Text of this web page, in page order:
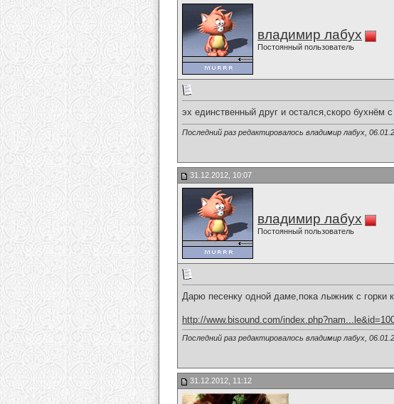
владимир лабух
Постоянный пользователь
эх единственный друг и остался,скоро
Последний раз редактировалось владимир лабух,
31.12.2012, 10:07
владимир лабух
Постоянный пользователь
Дарю песенку одной даме,пока лыжник с горки
http://www.bisound.com/
Последний раз редактировалось владимир лабух,
31.12.2012, 11:12